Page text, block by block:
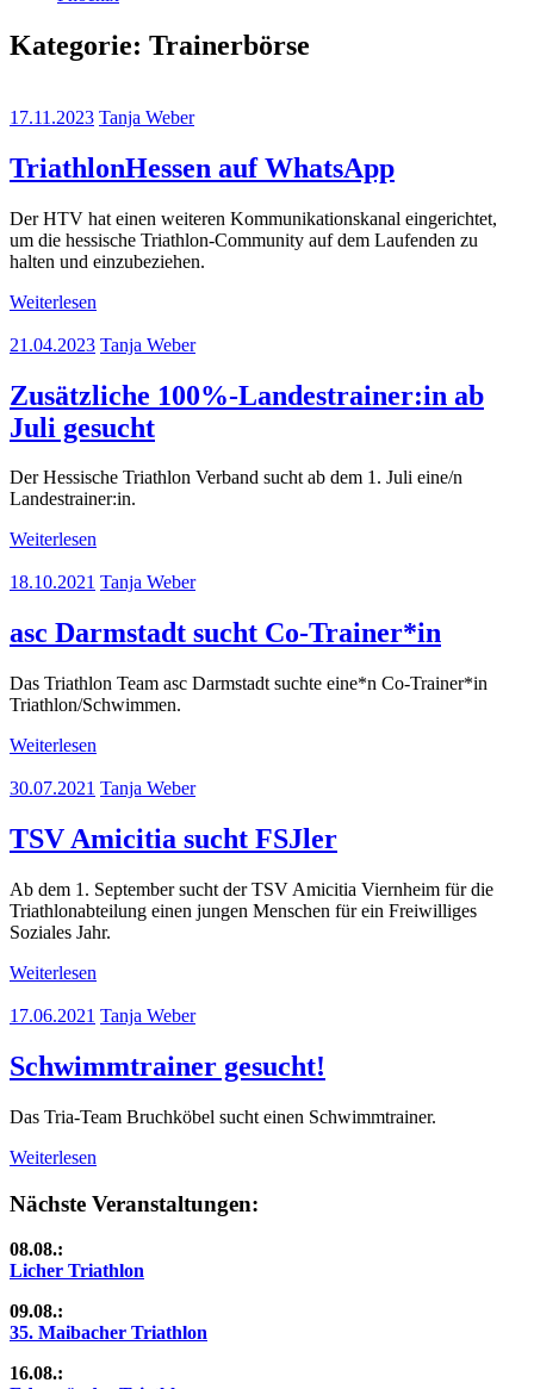
Kategorie: Trainerbörse
17.11.2023 Tanja Weber
TriathlonHessen auf WhatsApp
Der HTV hat einen weiteren Kommunikationskanal eingerichtet,
um die hessische Triathlon-Community auf dem Laufenden zu
halten und einzubeziehen.
Weiterlesen
21.04.2023 Tanja Weber
Zusätzliche 100%-Landestrainer:in ab
Juli gesucht
Der Hessische Triathlon Verband sucht ab dem 1. Juli eine/n
Landestrainer:in.
Weiterlesen
18.10.2021 Tanja Weber
asc Darmstadt sucht Co-Trainer*in
Das Triathlon Team asc Darmstadt suchte eine*n Co-Trainer*in
Triathlon/Schwimmen.
Weiterlesen
30.07.2021 Tanja Weber
TSV Amicitia sucht FSJler
Ab dem 1. September sucht der TSV Amicitia Viernheim für die
Triathlonabteilung einen jungen Menschen für ein Freiwilliges
Soziales Jahr.
Weiterlesen
17.06.2021 Tanja Weber
Schwimmtrainer gesucht!
Das Tria-Team Bruchköbel sucht einen Schwimmtrainer.
Weiterlesen
Nächste Veranstaltungen:
08.08.:
Licher Triathlon
09.08.:
35. Maibacher Triathlon
16.08.: